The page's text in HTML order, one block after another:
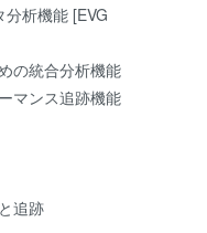
析機能 [EVG
の統合分析機能
マンス追跡機能
追跡